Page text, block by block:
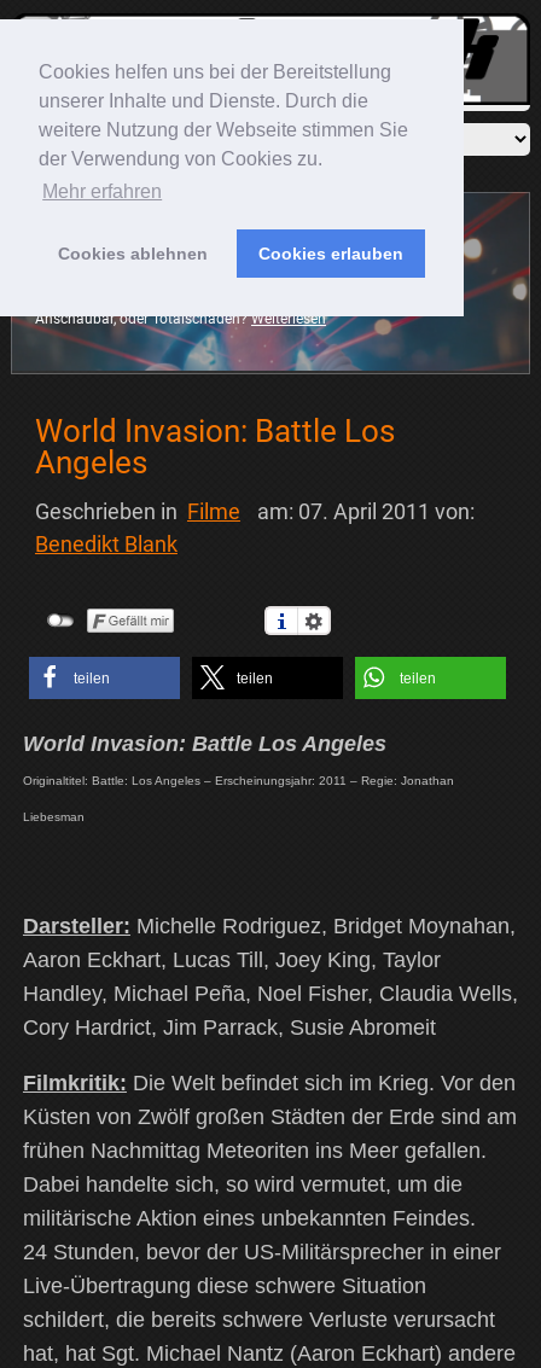
Cookies helfen uns bei der Bereitstellung
unserer Inhalte und Dienste. Durch die
weitere Nutzung der Webseite stimmen Sie
der Verwendung von Cookies zu.
Mehr erfahren
Cookies ablehnen Cookies erlauben
Anschaubar, oder Totalschaden?Weiterlesen
World Invasion: Battle Los
Angeles
Geschrieben in Filme am: 07. April 2011 von:
Benedikt Blank
teilen teilen teilen
World Invasion: Battle Los Angeles
Originaltitel: Battle: Los Angeles – Erscheinungsjahr: 2011 – Regie: Jonathan
Liebesman
Darsteller: Michelle Rodriguez, Bridget Moynahan,
Aaron Eckhart, Lucas Till, Joey King, Taylor
Handley, Michael Peña, Noel Fisher, Claudia Wells,
Cory Hardrict, Jim Parrack, Susie Abromeit
Filmkritik: Die Welt befindet sich im Krieg. Vor den
Küsten von Zwölf großen Städten der Erde sind am
frühen Nachmittag Meteoriten ins Meer gefallen.
Dabei handelte sich, so wird vermutet, um die
militärische Aktion eines unbekannten Feindes.
24 Stunden, bevor der US-Militärsprecher in einer
Live-Übertragung diese schwere Situation
schildert, die bereits schwere Verluste verursacht
hat, hat Sgt. Michael Nantz (Aaron Eckhart) andere